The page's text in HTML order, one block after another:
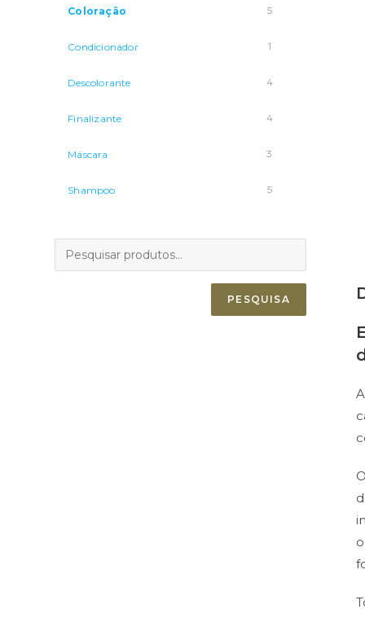
Coloração 5
Condicionador 1
Descolorante 4
Finalizante 4
Máscara 3
Shampoo 5
PESQUISA